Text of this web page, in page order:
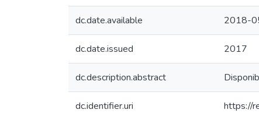
dc.date.available 2018-
dc.date.issued 2017
dc.description.abstract
dc.identifier.uri https://